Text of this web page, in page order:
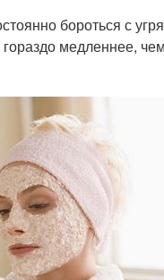
бороться с
медленнее,